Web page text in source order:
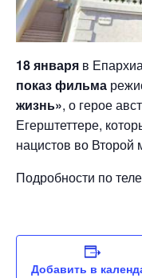
18 января в
показ фильма
жизнь», о герое
Егерштеттере,
нацистов во Второй
Подробности по
Добавить в